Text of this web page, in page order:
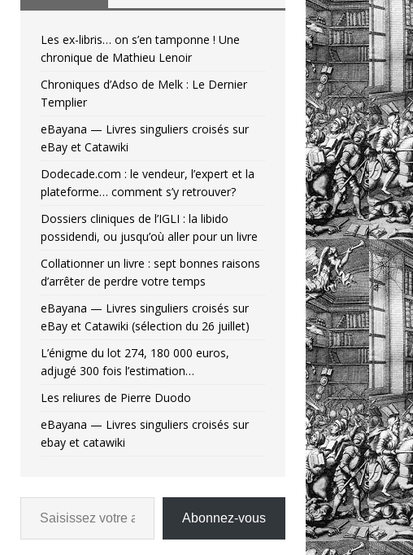
Les ex-libris… on s’en tamponne ! Une
chronique de Mathieu Lenoir
Chroniques d’Adso de Melk : Le Dernier
Templier
eBayana — Livres singuliers croisés sur
eBay et Catawiki
Dodecade.com : le vendeur, l’expert et la
plateforme… comment s’y retrouver?
Dossiers cliniques de l’IGLI : la libido
possidendi, ou jusqu’où aller pour un livre
Collationner un livre : sept bonnes raisons
d’arrêter de perdre votre temps
eBayana — Livres singuliers croisés sur
eBay et Catawiki (sélection du 26 juillet)
L’énigme du lot 274, 180 000 euros,
adjugé 300 fois l’estimation…
Les reliures de Pierre Duodo
eBayana — Livres singuliers croisés sur
ebay et catawiki
Abonnez-vous